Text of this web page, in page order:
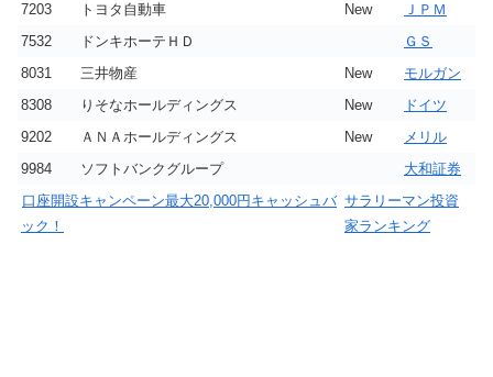
7203
トヨタ自動車 New
ＪＰＭ
7532
ドンキホーテＨＤ
ＧＳ
8031
三井物産 New
モルガン
8308
りそなホールディングス New
ドイツ
9202
ＡＮＡホールディングス New
メリル
9984
ソフトバンクグループ
大和証券
口座開設キャンペーン最大20,000円キャッシュバ
ック！
サラリーマン投資
家ランキング